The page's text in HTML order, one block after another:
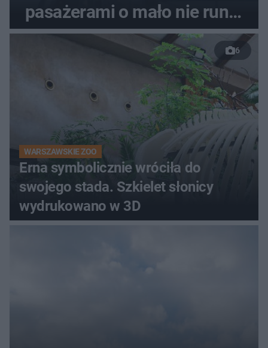
pasażerami o mało nie runął
do rzeki
6
WARSZAWSKIE ZOO
Erna symbolicznie wróciła do
swojego stada. Szkielet słonicy
wydrukowano w 3D